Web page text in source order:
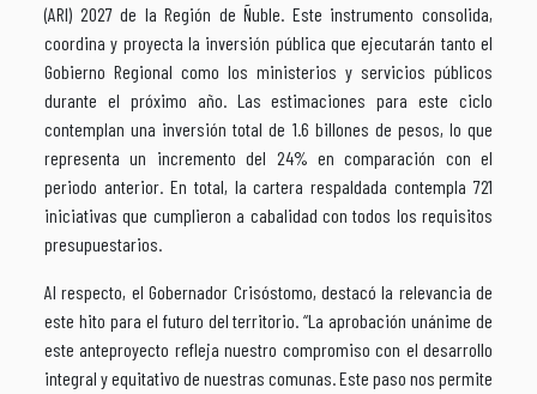
(ARI) 2027 de la Región de Ñuble. Este instrumento consolida,
coordina y proyecta la inversión pública que ejecutarán tanto el
Gobierno Regional como los ministerios y servicios públicos
durante el próximo año. Las estimaciones para este ciclo
contemplan una inversión total de 1.6 billones de pesos, lo que
representa un incremento del 24% en comparación con el
periodo anterior. En total, la cartera respaldada contempla 721
iniciativas que cumplieron a cabalidad con todos los requisitos
presupuestarios.
Al respecto, el Gobernador Crisóstomo, destacó la relevancia de
este hito para el futuro del territorio. “La aprobación unánime de
este anteproyecto refleja nuestro compromiso con el desarrollo
integral y equitativo de nuestras comunas. Este paso nos permite